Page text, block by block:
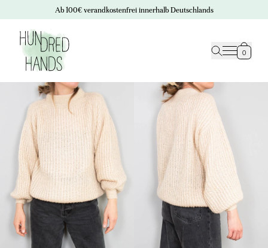
Ab 100€ verandkostenfrei innerhalb Deutschlands
0